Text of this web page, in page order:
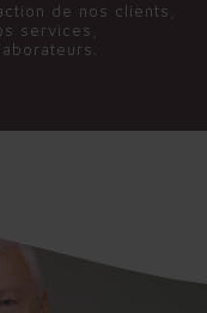
de nos clients,
services,